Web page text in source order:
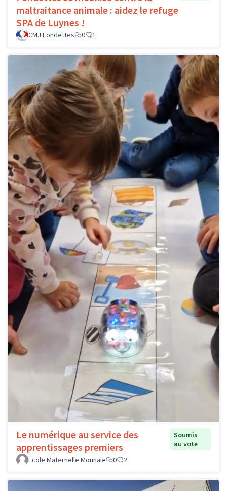
maltraitance animale : aidez le refuge
SPA de Luynes !
CMJ Fondettes 0 1
Le numérique au service des
apprentissages premiers
Soumis
au vote
Ecole Maternelle Monnaie
0 2